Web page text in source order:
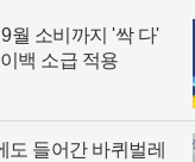
월 소비까지 '싹 다'
백 소급 적용
도 들어간 바퀴벌레